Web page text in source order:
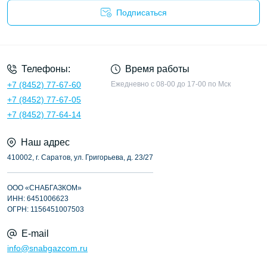
Подписаться
Телефоны:
+7 (8452) 77-67-60
+7 (8452) 77-67-05
+7 (8452) 77-64-14
Время работы
Ежедневно с 08-00 до 17-00 по Мск
Наш адрес
410002, г. Саратов, ул. Григорьева, д. 23/27
ООО «СНАБГАЗКОМ»
ИНН: 6451006623
ОГРН: 1156451007503
E-mail
info@snabgazcom.ru